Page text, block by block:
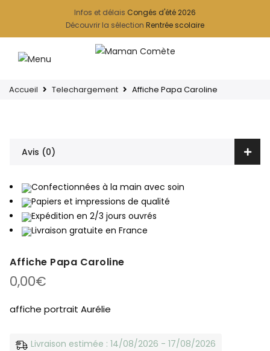
Infos et délais Congés d'été 2026
Découvrir la sélection Rentrée scolaire
Accueil Telechargement Affiche Papa Caroline
Avis (0)
Confectionnées à la main avec soin
Papiers et impressions de qualité
Expédition en 2/3 jours ouvrés
Livraison gratuite en France
Affiche Papa Caroline
0,00€
affiche portrait Aurélie
Livraison estimée : 14/08/2026 - 17/08/2026